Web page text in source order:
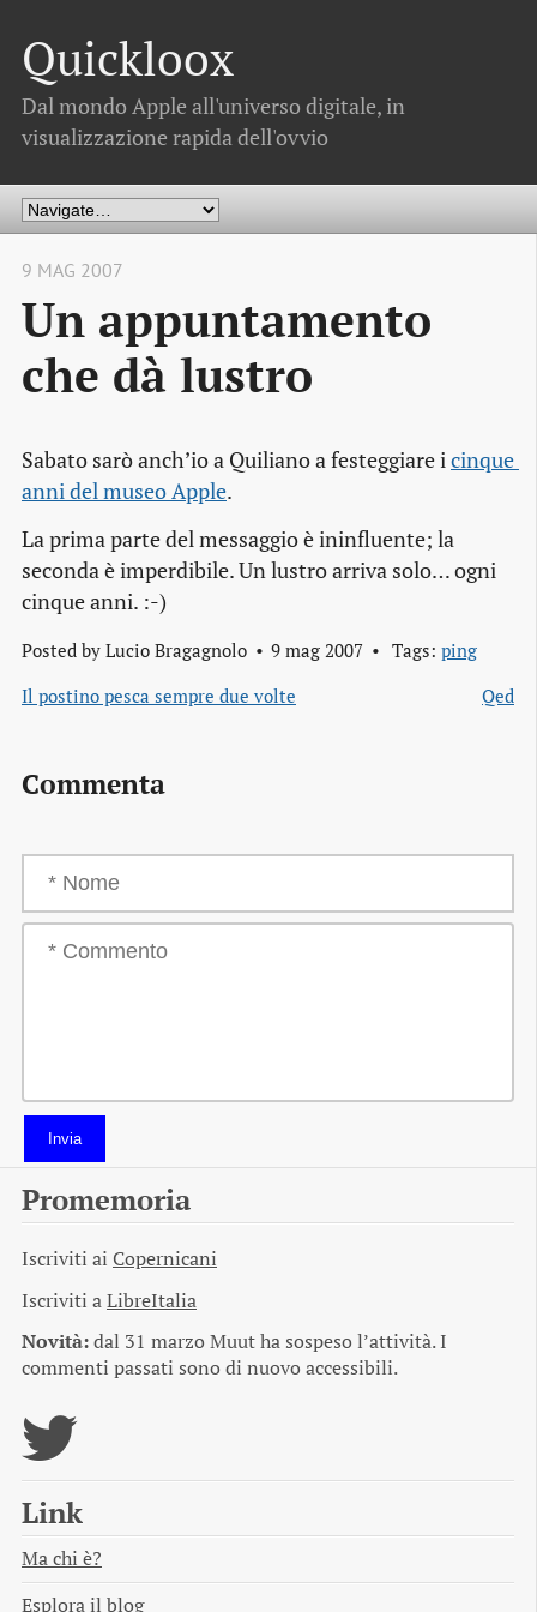
Quickloox
Dal mondo Apple all'universo digitale, in
visualizzazione rapida dell'ovvio
9 MAG 2007
Un appuntamento
che dà lustro
Sabato sarò anch’io a Quiliano a festeggiare icinque
anni del museo Apple.
La prima parte del messaggio è ininfluente; la
seconda è imperdibile. Un lustro arriva solo… ogni
cinque anni. :-)
Posted by Lucio Bragagnolo 9 mag 2007 Tags: ping
Il postino pesca sempre due volte
Qed
Commenta
Invia
Promemoria
Iscriviti ai Copernicani
Iscriviti aLibreItalia
Novità:dal 31 marzo Muut ha sospeso l’attività. I
commenti passati sono di nuovo accessibili.
Link
Ma chi è?
Esplora il blog